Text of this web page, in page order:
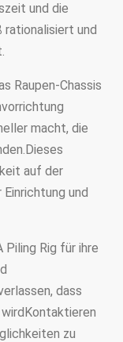
und die
und
Raupen-Chassis
macht, die
auf der
und
Piling Rig für ihre
dass
zu